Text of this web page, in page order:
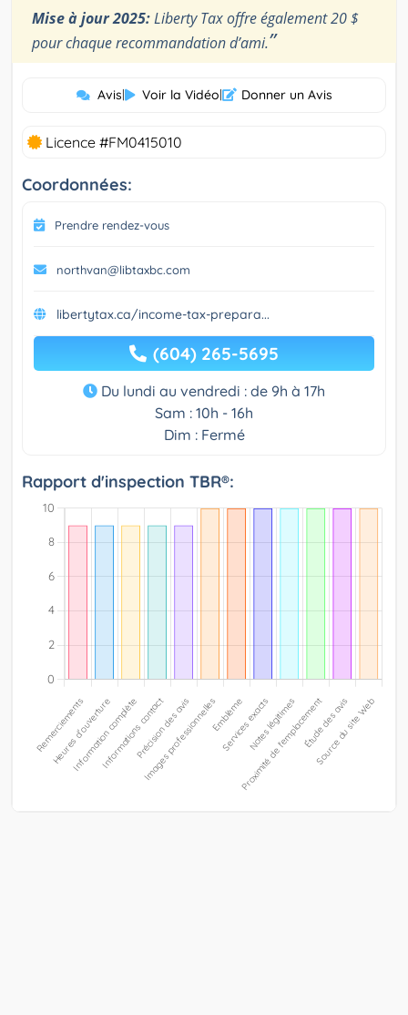
Mise à jour 2025:Liberty Tax offre également 20 $
pour chaque recommandation d’ami.”
Avis| Voir la Vidéo| Donner un Avis
Licence #FM0415010
Coordonnées:
Prendre rendez-vous
northvan@libtaxbc.com
libertytax.ca/income-tax-prepara...
(604) 265-5695
Du lundi au vendredi : de 9h à 17h
Sam : 10h - 16h
Dim : Fermé
Rapport d'inspection TBR®: